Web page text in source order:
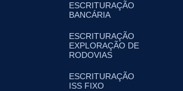
ESCRITURAÇÃO
BANCÁRIA
ESCRITURAÇÃO
EXPLORAÇÃO DE
RODOVIAS
ESCRITURAÇÃO
ISS FIXO